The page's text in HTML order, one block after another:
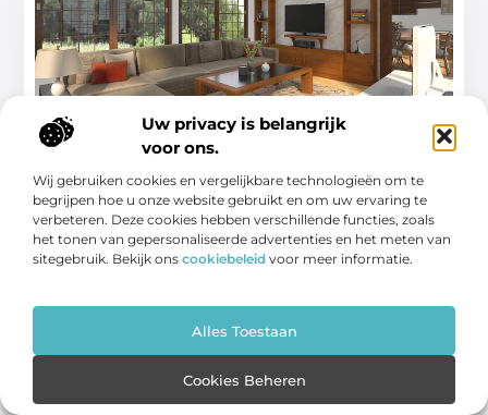
Uw privacy is belangrijk
voor ons.
Wij gebruiken cookies en vergelijkbare technologieën om te
begrijpen hoe u onze website gebruikt en om uw ervaring te
verbeteren. Deze cookies hebben verschillende functies, zoals
het tonen van gepersonaliseerde advertenties en het meten van
sitegebruik. Bekijk ons cookiebeleid voor meer informatie.
Alles Toestaan
Cookies Beheren
Japandi woonstijl: zo creëer je rust,
eenvoud en warmte in huis
Belangrijkste inzichten Japandi is een woonstijl die
Scandinavische eenvoud combineert met Japanse
sereniteit, gekenmerkt door
...